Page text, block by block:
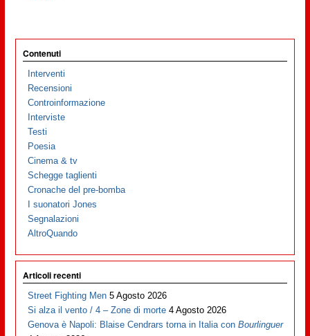
Contenuti
Interventi
Recensioni
Controinformazione
Interviste
Testi
Poesia
Cinema & tv
Schegge taglienti
Cronache del pre-bomba
I suonatori Jones
Segnalazioni
AltroQuando
Articoli recenti
Street Fighting Men 5 Agosto 2026
Si alza il vento / 4 – Zone di morte 4 Agosto 2026
Genova è Napoli: Blaise Cendrars torna in Italia conBourlinguer